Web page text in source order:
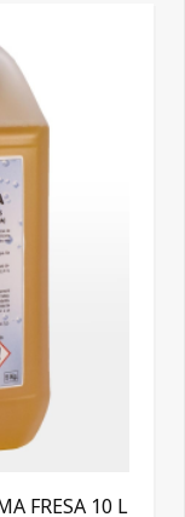
FRESA 10 L